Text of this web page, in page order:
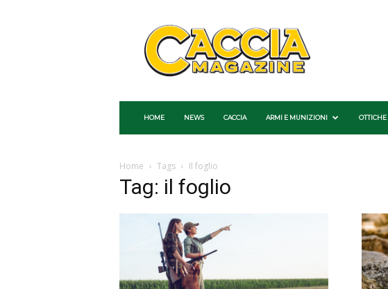
Caccia
Magazine
HOME NEWS CACCIA ARMI E MUNIZIONI OTTICHE
Home Tags Il foglio
Tag: il foglio